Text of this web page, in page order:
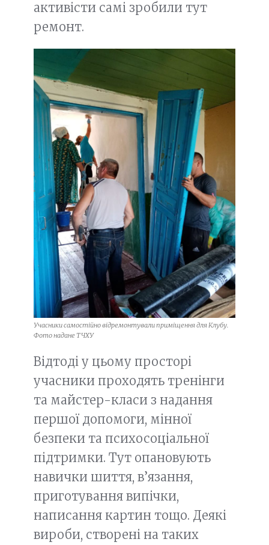
активісти самі зробили тут
ремонт.
Учасники самостійно відремонтували приміщення для Клубу.
Фото надане ТЧХУ
Відтоді у цьому просторі
учасники проходять тренінги
та майстер-класи з надання
першої допомоги, мінної
безпеки та психосоціальної
підтримки. Тут опановують
навички шиття, в’язання,
приготування випічки,
написання картин тощо. Деякі
вироби, створені на таких